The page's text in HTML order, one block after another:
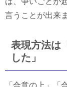
言うことが出来
表現方法は
した」
「合意の上」「